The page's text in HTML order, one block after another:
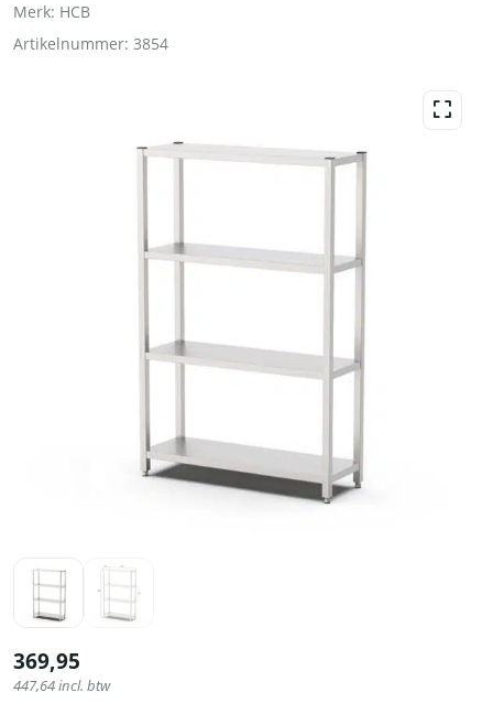
Merk: HCB
Artikelnummer: 3854
369,95
447,64incl. btw